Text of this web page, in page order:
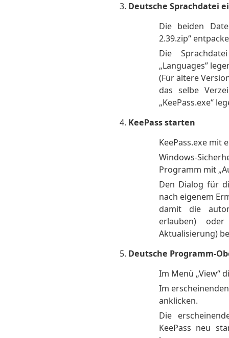
Deutsche Sprachdatei
Die beiden
2.39.zip“
Die
„Languages”
(Für ältere
das selbe
„KeePass.exe“
KeePass starten
KeePass.exe mit
Windows-
Programm mit
Den Dialog für
nach eigenem
damit die
erlauben)
Aktualisierung)
Deutsche Programm-
Im Menü „View“
Im
anklicken.
Die
KeePass neu